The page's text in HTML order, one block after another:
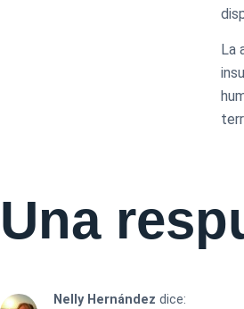
La
Una
Nelly Hernández dice: